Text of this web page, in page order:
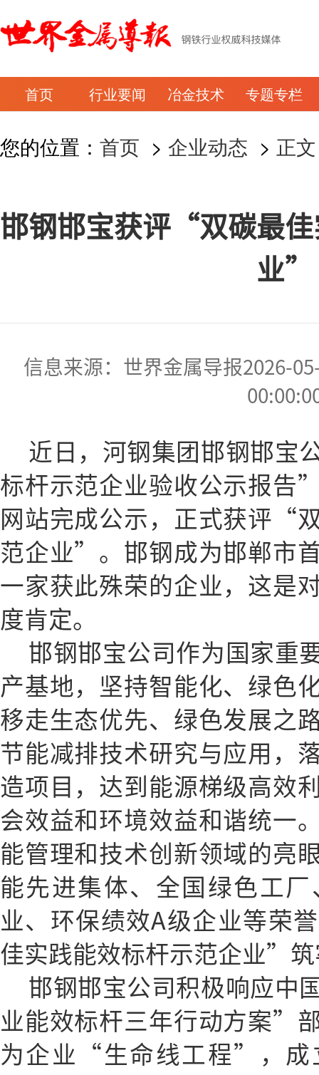
首页 行业要闻 冶金技术 专题专栏
您的位置： 首页 > 企业动态 > 正文
邯钢邯宝获评“双碳最
业”
信息来源：世界金属导报2026-
近日，河钢集团邯钢邯宝
标杆示范企业验收公示报告
网站完成公示，正式获评“
范企业”。邯钢成为邯郸市
一家获此殊荣的企业，这是
度肯定。
邯钢邯宝公司作为国家重
产基地，坚持智能化、绿色
移走生态优先、绿色发展之
节能减排技术研究与应用，
造项目，达到能源梯级高效
会效益和环境效益和谐统一
能管理和技术创新领域的亮
能先进集体、全国绿色工
业、环保绩效A级企业等荣
佳实践能效标杆示范企业”
邯钢邯宝公司积极响应中
业能效标杆三年行动方案”
为企业“生命线工程”，成